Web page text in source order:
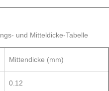
und Mitteldicke-Tabelle
Mittendicke (mm)
0.12